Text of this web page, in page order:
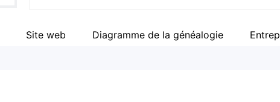
Société
Site web Diagramme de la généalogie